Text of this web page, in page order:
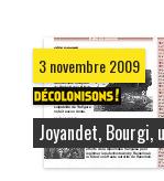
3 novembre 2009
Joyandet, Bourgi,